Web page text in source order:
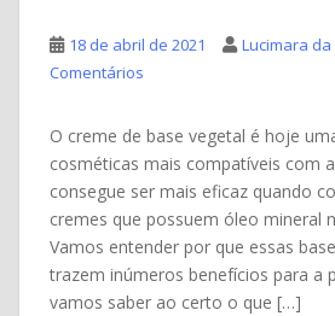
18 de abril de 2021 Lucimara da
Comentários
O creme de base vegetal é hoje
cosméticas mais compatíveis com
consegue ser mais eficaz quando
cremes que possuem óleo mineral
Vamos entender por que essas
trazem inúmeros benefícios para a
vamos saber ao certo o que […]